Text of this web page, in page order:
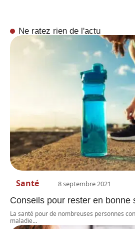
Ne ratez rien de l'actu
Santé 8 septembre 2021
Conseils pour rester en bonne
La santé pour de nombreuses personnes
maladie…